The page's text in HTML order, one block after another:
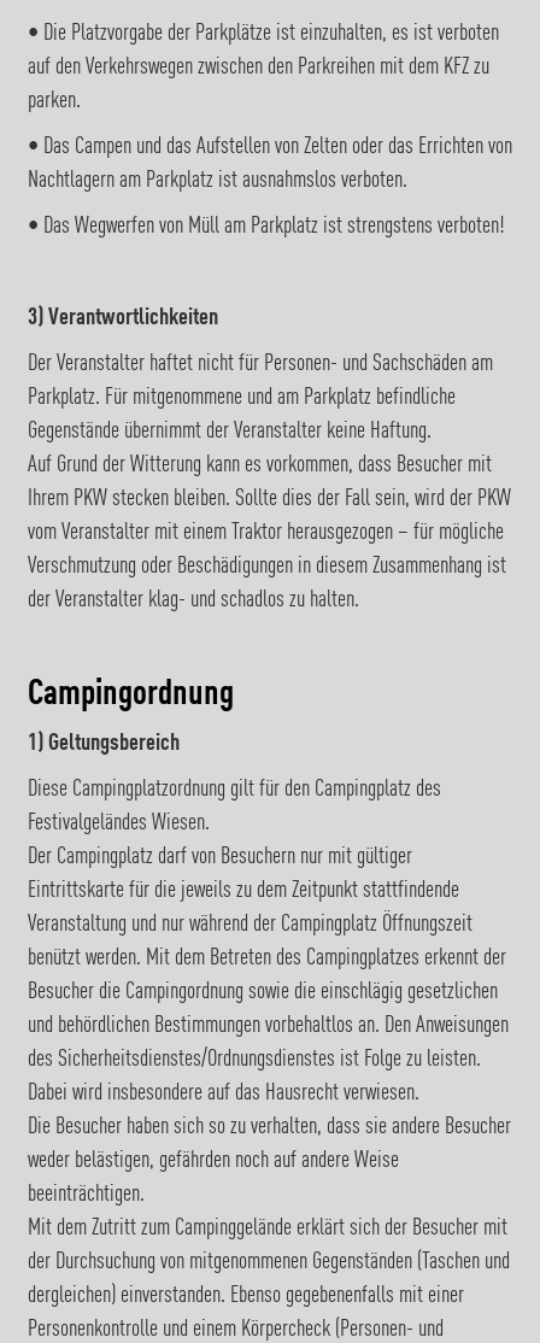
• Die Platzvorgabe der Parkplätze ist einzuhalten, es ist verboten
auf den Verkehrswegen zwischen den Parkreihen mit dem KFZ zu
parken.
• Das Campen und das Aufstellen von Zelten oder das Errichten von
Nachtlagern am Parkplatz ist ausnahmslos verboten.
• Das Wegwerfen von Müll am Parkplatz ist strengstens verboten!
3) Verantwortlichkeiten
Der Veranstalter haftet nicht für Personen- und Sachschäden am
Parkplatz. Für mitgenommene und am Parkplatz befindliche
Gegenstände übernimmt der Veranstalter keine Haftung.
Auf Grund der Witterung kann es vorkommen, dass Besucher mit
Ihrem PKW stecken bleiben. Sollte dies der Fall sein, wird der PKW
vom Veranstalter mit einem Traktor herausgezogen – für mögliche
Verschmutzung oder Beschädigungen in diesem Zusammenhang ist
der Veranstalter klag- und schadlos zu halten.
Campingordnung
1) Geltungsbereich
Diese Campingplatzordnung gilt für den Campingplatz des
Festivalgeländes Wiesen.
Der Campingplatz darf von Besuchern nur mit gültiger
Eintrittskarte für die jeweils zu dem Zeitpunkt stattfindende
Veranstaltung und nur während der Campingplatz Öffnungszeit
benützt werden. Mit dem Betreten des Campingplatzes erkennt der
Besucher die Campingordnung sowie die einschlägig gesetzlichen
und behördlichen Bestimmungen vorbehaltlos an. Den Anweisungen
des Sicherheitsdienstes/Ordnungsdienstes ist Folge zu leisten.
Dabei wird insbesondere auf das Hausrecht verwiesen.
Die Besucher haben sich so zu verhalten, dass sie andere Besucher
weder belästigen, gefährden noch auf andere Weise
beeinträchtigen.
Mit dem Zutritt zum Campinggelände erklärt sich der Besucher mit
der Durchsuchung von mitgenommenen Gegenständen (Taschen und
dergleichen) einverstanden. Ebenso gegebenenfalls mit einer
Personenkontrolle und einem Körpercheck (Personen- und